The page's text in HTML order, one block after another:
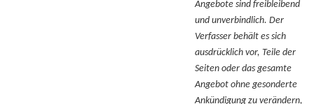
Angebote sind freibleibend
und unverbindlich. Der
Verfasser behält es sich
ausdrücklich vor, Teile der
Seiten oder das gesamte
Angebot ohne gesonderte
Ankündigung zu verändern,